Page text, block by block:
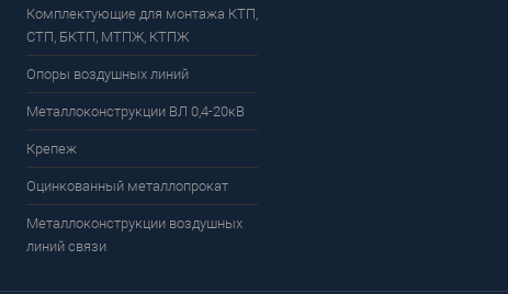
Комплектующие для монтажа КТП,
СТП, БКТП, МТПЖ, КТПЖ
Опоры воздушных линий
Металлоконструкции ВЛ 0,4-20кВ
Крепеж
Оцинкованный металлопрокат
Металлоконструкции воздушных
линий связи